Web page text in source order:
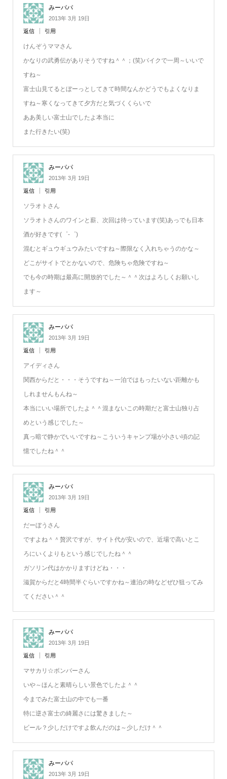
みーパパ
2013年 3月 19日
返信 引用
けんぞうママさん
かなりの武勇伝がありそうですね＾＾；(笑)バイクで一周～いいで
すね～
富士山見てるとぼーっとしてきて時間なんかどうでもよくなりま
すね～寒くなってきて夕方だと気づくくらいで
ああ美しい富士山でしたよ本当に
また行きたい(笑)
みーパパ
2013年 3月 19日
返信 引用
ソラオトさん
ソラオトさんのワインと薪、次回は待っています(笑)あっでも日本
酒が好きです(゜-゜)
混むとギュウギュウみたいですね～際限なく入れちゃうのかな～
どこがサイトでとかないので、危険ちゃ危険ですね～
でも今の時期は最高に開放的でした～＾＾次はよろしくお願いし
ます～
みーパパ
2013年 3月 19日
返信 引用
アイディさん
関西からだと・・・そうですね～一泊ではもったいない距離かも
しれませんもんね～
本当にいい場所でしたよ＾＾混まないこの時期だと富士山独り占
めという感じでした～
真っ暗で静かでいいですね～こういうキャンプ場が小さい頃の記
憶でしたね＾＾
みーパパ
2013年 3月 19日
返信 引用
だーぼうさん
ですよね＾＾贅沢ですが、サイト代が安いので、近場で高いとこ
ろにいくよりもという感じでしたね＾＾
ガソリン代はかかりますけどね・・・
滋賀からだと4時間半ぐらいですかね～連泊の時などぜひ狙ってみ
てください＾＾
みーパパ
2013年 3月 19日
返信 引用
マサカリ☆ボンバーさん
いや～ほんと素晴らしい景色でしたよ＾＾
今までみた富士山の中でも一番
特に逆さ富士の綺麗さには驚きました～
ビール？少しだけですよ飲んだのは～少しだけ＾＾
みーパパ
2013年 3月 19日